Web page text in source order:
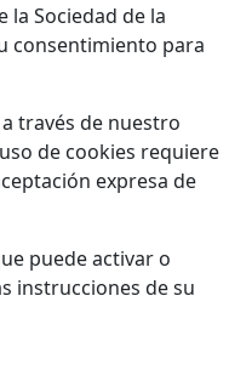
la Sociedad de la
consentimiento para
través de nuestro
de cookies requiere
expresa de
puede activar o
instrucciones de su